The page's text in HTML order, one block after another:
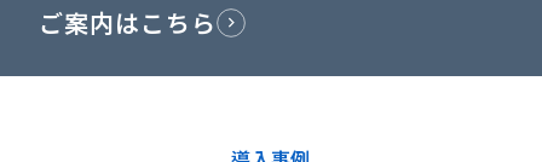
ご案内はこちら